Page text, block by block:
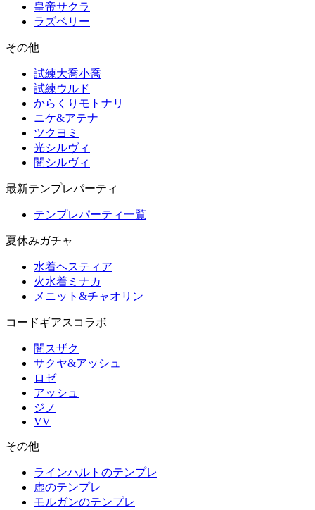
皇帝サクラ
ラズベリー
その他
試練大喬小喬
試練ウルド
からくりモトナリ
ニケ&アテナ
ツクヨミ
光シルヴィ
闇シルヴィ
最新テンプレパーティ
テンプレパーティ一覧
夏休みガチャ
水着ヘスティア
火水着ミナカ
メニット&チャオリン
コードギアスコラボ
闇スザク
サクヤ&アッシュ
ロゼ
アッシュ
ジノ
VV
その他
ラインハルトのテンプレ
虚のテンプレ
モルガンのテンプレ